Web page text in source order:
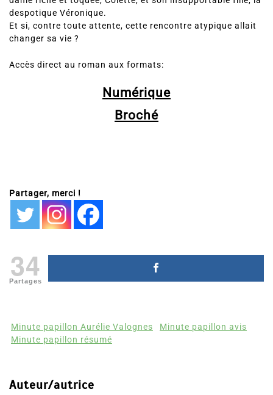
despotique Véronique.
Et si, contre toute attente, cette rencontre atypique allait
changer sa vie ?
Accès direct au roman aux formats:
Numérique
Broché
Partager, merci !
34
Partages
Minute papillon Aurélie Valognes
Minute papillon avis
Minute papillon résumé
Auteur/autrice